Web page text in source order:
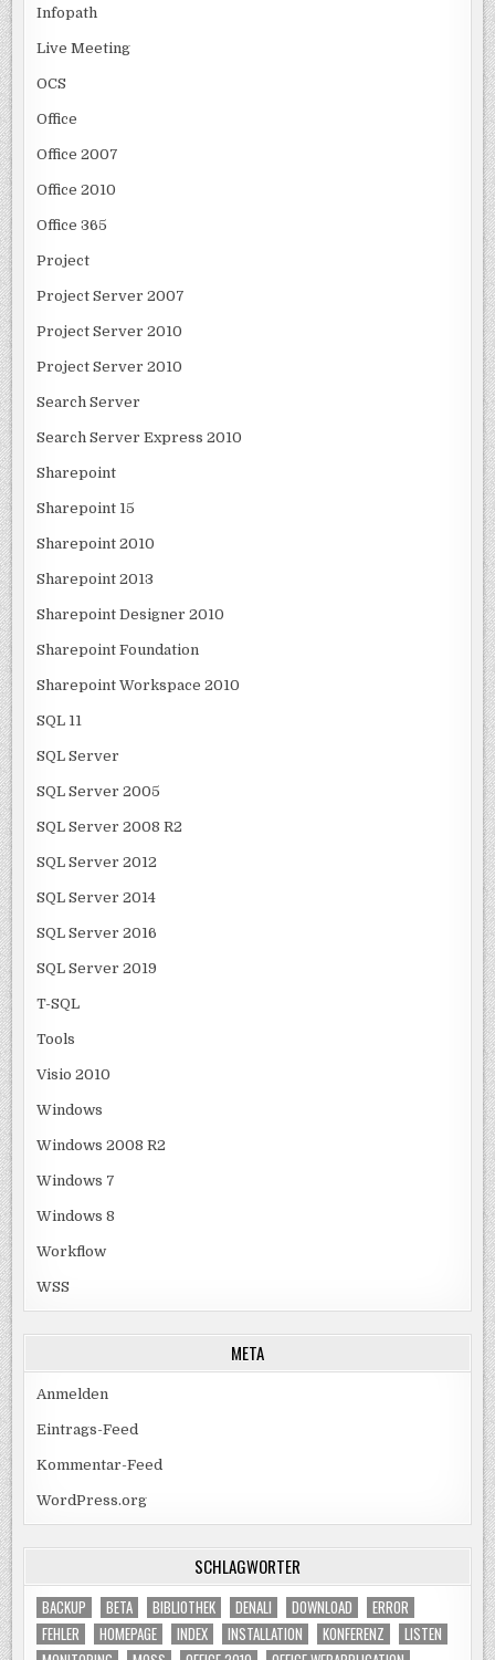
Infopath
Live Meeting
OCS
Office
Office 2007
Office 2010
Office 365
Project
Project Server 2007
Project Server 2010
Project Server 2010
Search Server
Search Server Express 2010
Sharepoint
Sharepoint 15
Sharepoint 2010
Sharepoint 2013
Sharepoint Designer 2010
Sharepoint Foundation
Sharepoint Workspace 2010
SQL 11
SQL Server
SQL Server 2005
SQL Server 2008 R2
SQL Server 2012
SQL Server 2014
SQL Server 2016
SQL Server 2019
T-SQL
Tools
Visio 2010
Windows
Windows 2008 R2
Windows 7
Windows 8
Workflow
WSS
META
Anmelden
Eintrags-Feed
Kommentar-Feed
WordPress.org
SCHLAGWÖRTER
BACKUP BETA BIBLIOTHEK DENALI DOWNLOAD
ERROR
FEHLER
HOMEPAGE INDEX INSTALLATION KONFERENZ
LISTEN